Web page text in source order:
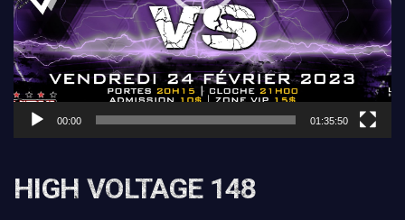
00:00 01:35:50
HIGH VOLTAGE 148